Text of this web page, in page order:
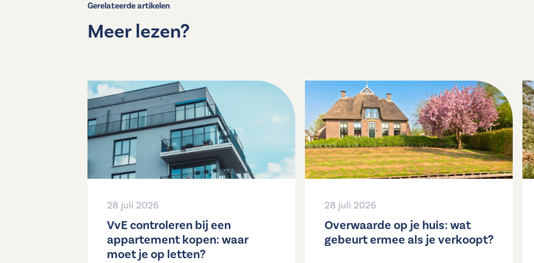
Gerelateerde artikelen
Meer lezen?
28 juli 2026
VvE controleren bij een
appartement kopen: waar
moet je op letten?
28 juli 2026
Overwaarde op je huis: wat
gebeurt ermee als je verkoopt?